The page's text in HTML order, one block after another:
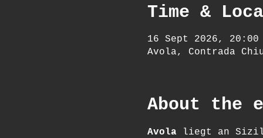
Time &
16 Sept 2026,
Avola, Contrada
About the
Avola
liegt an